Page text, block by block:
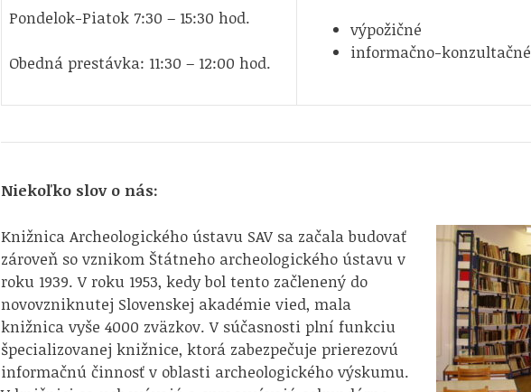
Pondelok-Piatok 7:30 – 15:30 hod.
Obedná prestávka: 11:30 – 12:00 hod.
výpožičné
informačno-konzultačné
Niekoľko slov o nás:
Knižnica Archeologického ústavu SAV sa začala budovať
zároveň so vznikom Štátneho archeologického ústavu v
roku 1939. V roku 1953, kedy bol tento začlenený do
novovzniknutej Slovenskej akadémie vied, mala
knižnica vyše 4000 zväzkov. V súčasnosti plní funkciu
špecializovanej knižnice, ktorá zabezpečuje prierezovú
informačnú činnosť v oblasti archeologického výskumu.